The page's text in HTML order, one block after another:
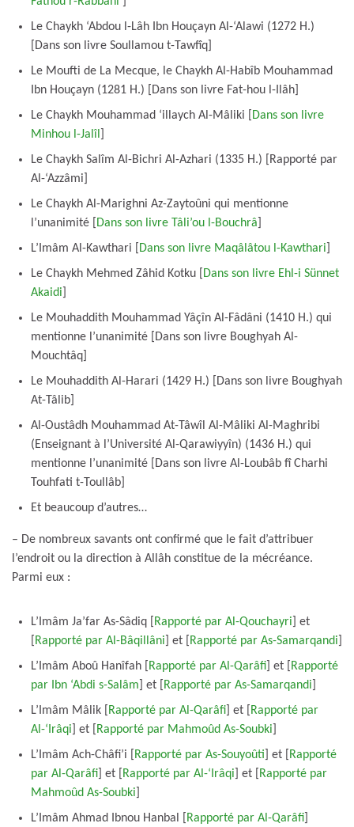
Le Chaykh ‘Abdou l-Lâh Ibn Houçayn Al-‘Alawi (1272 H.)
[Dans son livre Soullamou t-Tawfîq]
Le Moufti de La Mecque, le Chaykh Al-Habîb Mouhammad
Ibn Houçayn (1281 H.) [Dans son livre Fat-hou l-Ilâh]
Le Chaykh Mouhammad ‘illaych Al-Mâliki [
Dans son livre
Minhou l-Jalîl
Le Chaykh Salîm Al-Bichri Al-Azhari (1335 H.) [Rapporté par
Al-‘Azzâmi]
Le Chaykh Al-Marighni Az-Zaytoûni qui mentionne
l’unanimité [
Dans son livre Tâli’ou l-Bouchrâ
L’Imâm Al-Kawthari [
Dans son livre Maqâlâtou l-Kawthari
Le Chaykh Mehmed Zâhid Kotku [
Dans son livre Ehl-i Sünnet
Akaidi
Le Mouhaddith Mouhammad Yâçîn Al-Fâdâni (1410 H.) qui
mentionne l’unanimité [Dans son livre Boughyah Al-
Mouchtâq]
Le Mouhaddith Al-Harari (1429 H.) [Dans son livre Boughyah
At-Tâlib]
Al-Oustâdh Mouhammad At-Tâwîl Al-Mâliki Al-Maghribi
(Enseignant à l’Université Al-Qarawiyyîn) (1436 H.) qui
mentionne l’unanimité [Dans son livre Al-Loubâb fî Charhi
Touhfati t-Toullâb]
Et beaucoup d’autres…
– De nombreux savants ont confirmé que le fait d’attribuer
l’endroit ou la direction à Allâh constitue de la mécréance.
Parmi eux :
L’Imâm Ja’far As-Sâdiq [ Rapporté par Al-Qouchayri ] et
Rapporté par Al-Bâqillâni ] et [ Rapporté par As-Samarqandi
L’Imâm Aboû Hanîfah [
Rapporté par Al-Qarâfi ] et [
Rapporté
par Ibn ‘Abdi s-Salâm ] et [ Rapporté par As-Samarqandi
L’Imâm Mâlik [
Rapporté par Al-Qarâfi ] et [
Rapporté par
Al-‘Irâqi ] et [ Rapporté par Mahmoûd As-Soubki
L’Imâm Ach-Châfi’i [
Rapporté par As-Souyoûti ] et [
Rapporté
par Al-Qarâfi ] et [ Rapporté par Al-‘Irâqi ] et [
Rapporté par
Mahmoûd As-Soubki
L’Imâm Ahmad Ibnou Hanbal [
Rapporté par Al-Qarâfi